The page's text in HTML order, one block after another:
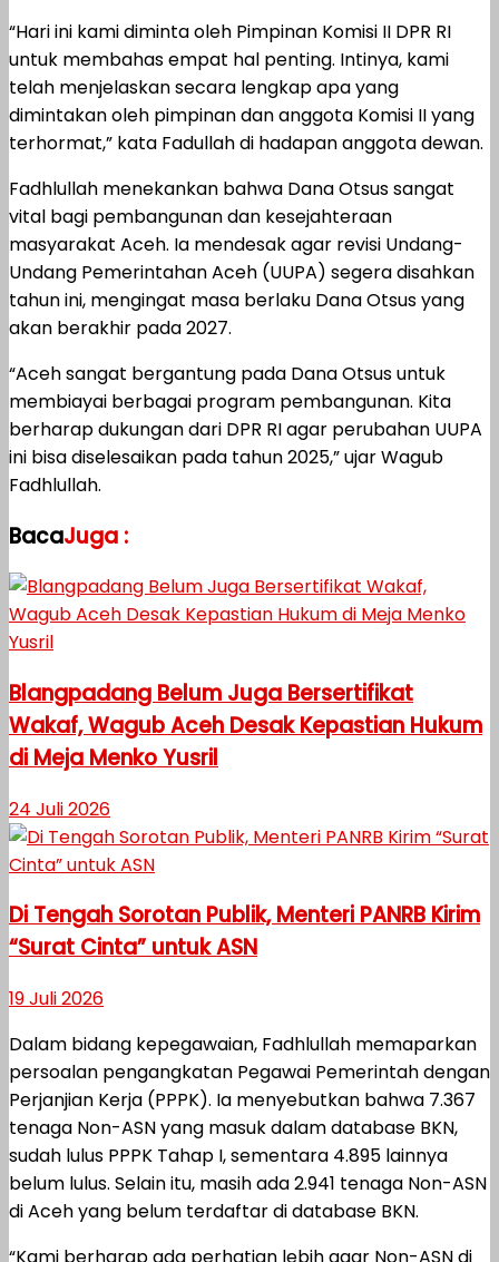
“Hari ini kami diminta oleh Pimpinan Komisi II DPR RI
untuk membahas empat hal penting. Intinya, kami
telah menjelaskan secara lengkap apa yang
dimintakan oleh pimpinan dan anggota Komisi II yang
terhormat,” kata Fadullah di hadapan anggota dewan.
Fadhlullah menekankan bahwa Dana Otsus sangat
vital bagi pembangunan dan kesejahteraan
masyarakat Aceh. Ia mendesak agar revisi Undang-
Undang Pemerintahan Aceh (UUPA) segera disahkan
tahun ini, mengingat masa berlaku Dana Otsus yang
akan berakhir pada 2027.
“Aceh sangat bergantung pada Dana Otsus untuk
membiayai berbagai program pembangunan. Kita
berharap dukungan dari DPR RI agar perubahan UUPA
ini bisa diselesaikan pada tahun 2025,” ujar Wagub
Fadhlullah.
BacaJuga :
Blangpadang Belum Juga Bersertifikat
Wakaf, Wagub Aceh Desak Kepastian Hukum
di Meja Menko Yusril
24 Juli 2026
Di Tengah Sorotan Publik, Menteri PANRB Kirim
“Surat Cinta” untuk ASN
19 Juli 2026
Dalam bidang kepegawaian, Fadhlullah memaparkan
persoalan pengangkatan Pegawai Pemerintah dengan
Perjanjian Kerja (PPPK). Ia menyebutkan bahwa 7.367
tenaga Non-ASN yang masuk dalam database BKN,
sudah lulus PPPK Tahap I, sementara 4.895 lainnya
belum lulus. Selain itu, masih ada 2.941 tenaga Non-ASN
di Aceh yang belum terdaftar di database BKN.